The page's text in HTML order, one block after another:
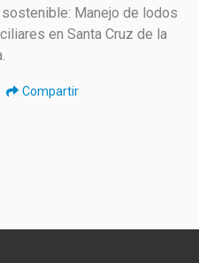
Manejo de lodos
en Santa Cruz de la
Compartir